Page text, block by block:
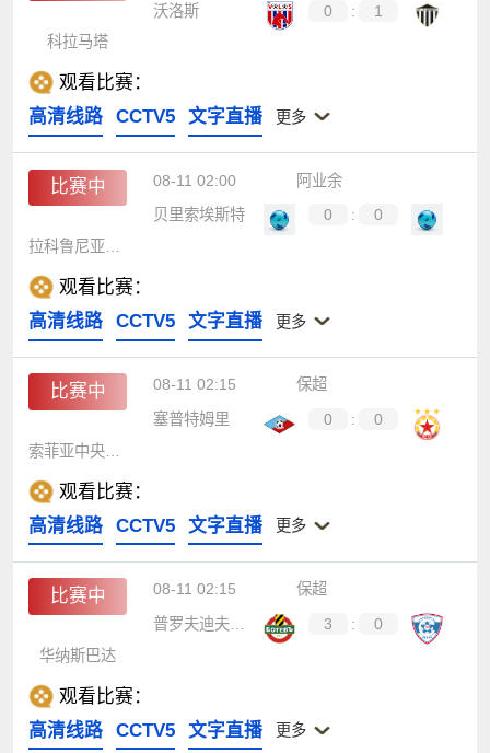
沃洛斯
0 :
1
科拉马塔
观看比赛：
高清线路
CCTV5 文字直播 更多
比赛中 08-11 02:00
阿业余
贝里索埃斯特
0 :
0
观看比赛：
高清线路
CCTV5 文字直播 更多
比赛中 08-11 02:15
保超
塞普特姆里
0 :
0
观看比赛：
高清线路
CCTV5 文字直播 更多
比赛中 08-11 02:15
保超
普罗夫迪夫博泰夫
3 :
0
华纳斯巴达
观看比赛：
高清线路
CCTV5 文字直播 更多